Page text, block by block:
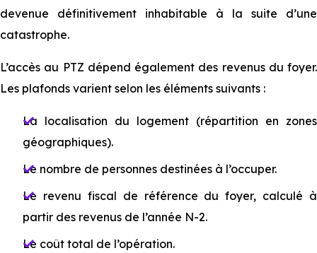
devenue définitivement inhabitable à la suite d’une
catastrophe.
L’accès au PTZ dépend également des revenus du foyer.
Les plafonds varient selon les éléments suivants :
La localisation du logement (répartition en ⁠⁠zones
géographiques).
Le nombre de personnes destinées à l’occuper.
Le revenu fiscal de référence du foyer, calculé à
partir des revenus de l’année N-2.
Le coût total de l’opération.